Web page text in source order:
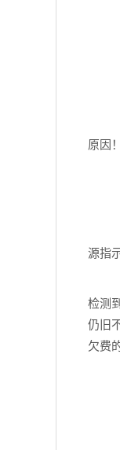
原因！
源指
检测
仍旧
欠费